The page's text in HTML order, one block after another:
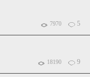
7970 5
18190 9